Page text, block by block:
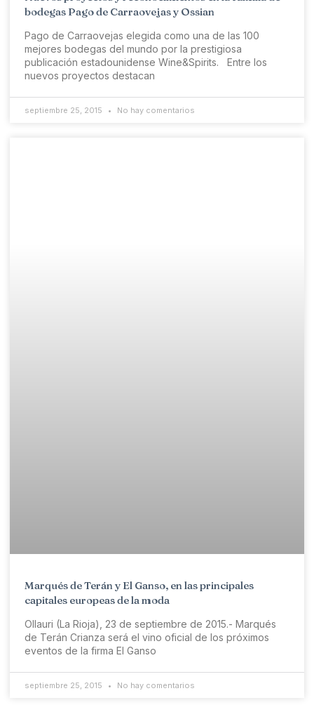
bodegas Pago de Carraovejas y Ossian
Pago de Carraovejas elegida como una de las 100
mejores bodegas del mundo por la prestigiosa
publicación estadounidense Wine&Spirits. Entre los
nuevos proyectos destacan
septiembre 25, 2015 No hay comentarios
Marqués de Terán y El Ganso, en las principales
capitales europeas de la moda
Ollauri (La Rioja), 23 de septiembre de 2015.- Marqués
de Terán Crianza será el vino oficial de los próximos
eventos de la firma El Ganso
septiembre 25, 2015 No hay comentarios